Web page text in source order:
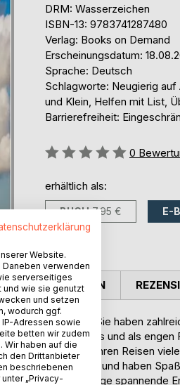
DRM: Wasserzeichen
ISBN-13: 9783741287480
Verlag: Books on Demand
Erscheinungsdatum:
Sprache: Deutsch
Schlagworte: Neugierig
und Klein, Helfen mit List,
Barrierefreiheit:
Bewertung::
0
erhältlich als:
BUCH 7,95 € E-
sehr neugierig. Sie haben
jungen Vogel Fips und als engen
und haben auf ihren Reisen
so manche Freude und haben
Nestplatz einige spannende
PRESSESTIMMEN
Website.
verwenden
serverseitiges
und wie sie genutzt
und setzen
wodurch ggf.
Adressen sowie
betten wir zudem
Wir haben auf die
den Drittanbieter
beschriebenen
„Privacy-